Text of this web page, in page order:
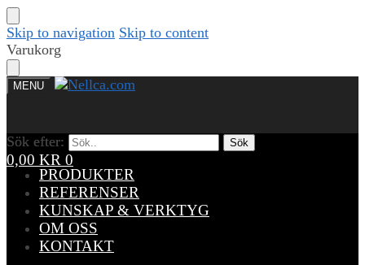
Skip to navigation Skip to content
Varukorg
MENU
Sök efter: Sök
0,00 KR 0
Sök efter: Sök
PRODUKTER
REFERENSER
KUNSKAP & VERKTYG
OM OSS
KONTAKT